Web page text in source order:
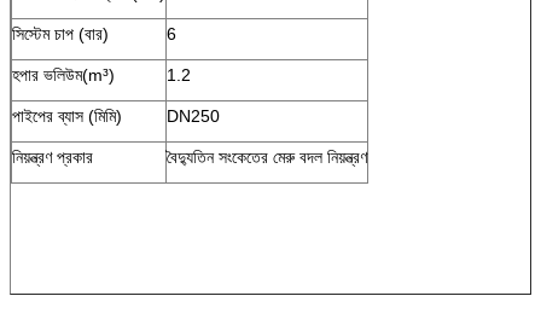
সিস্টেম চাপ (বার) 6
হপার ভলিউম(m³) 1.2
পাইপের ব্যাস (মিমি) DN250
নিয়ন্ত্রণ প্রকার বৈদ্যুতিন সংকেতের মেরু বদল নিয়ন্ত্রণ